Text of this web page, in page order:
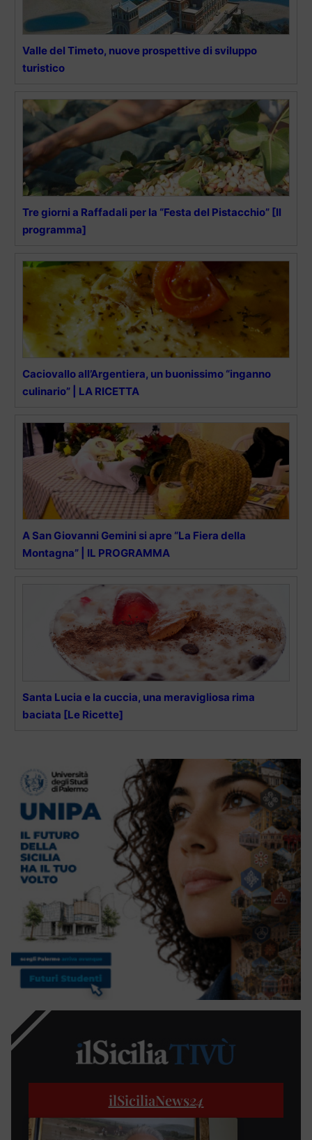
Valle del Timeto, nuove prospettive di sviluppo
turistico
Tre giorni a Raffadali per la “Festa del Pistacchio” [Il
programma]
Caciovallo all’Argentiera, un buonissimo “inganno
culinario” | LA RICETTA
A San Giovanni Gemini si apre “La Fiera della
Montagna” | IL PROGRAMMA
Santa Lucia e la cuccia, una meravigliosa rima
baciata [Le Ricette]
ilSiciliaNews24